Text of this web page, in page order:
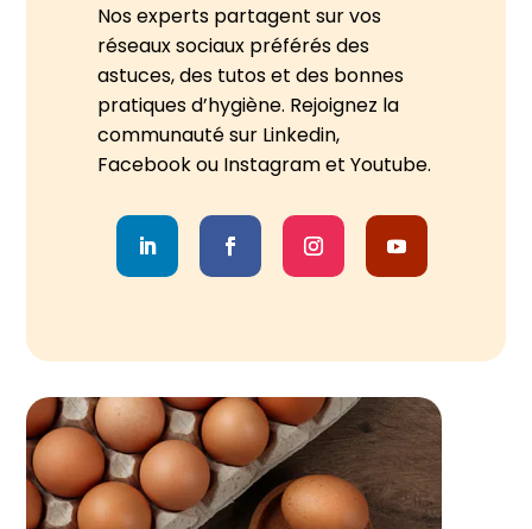
Nos experts partagent sur vos
réseaux sociaux préférés des
astuces, des tutos et des bonnes
pratiques d’hygiène. Rejoignez la
communauté sur Linkedin,
Facebook ou Instagramet Youtube.